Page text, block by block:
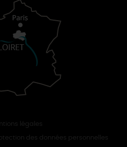
légales
des données personnelles